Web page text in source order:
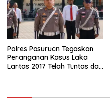
Polres Pasuruan Tegaskan
Penanganan Kasus Laka
Lantas 2017 Telah Tuntas dan